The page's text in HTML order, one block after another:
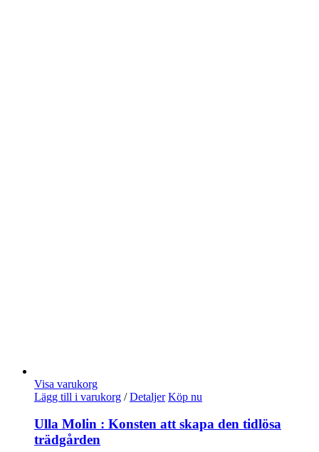
Visa varukorg
Lägg till i varukorg / Detaljer Köp nu
Ulla Molin : Konsten att skapa den tidlösa
trädgården